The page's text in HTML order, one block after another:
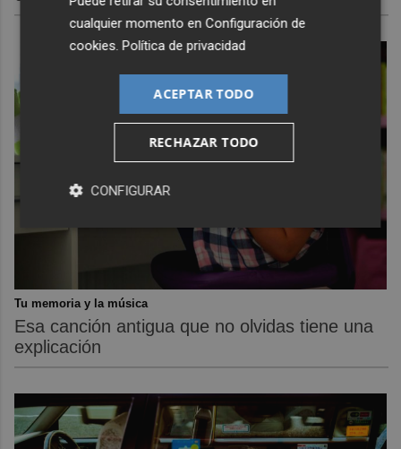
Tu memoria y la música
Esa canción antigua que no olvidas tiene una
explicación
cualquier momento enConfiguración de
cookies .Política de privacidad
ACEPTAR TODO
RECHAZAR TODO
CONFIGURAR